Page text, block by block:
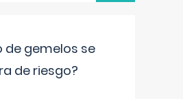
de gemelos se
de riesgo?